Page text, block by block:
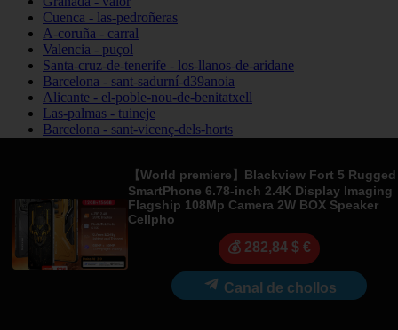
Cuenca - las-pedroñeras
A-coruña - carral
Valencia - puçol
Santa-cruz-de-tenerife - los-llanos-de-aridane
Barcelona - sant-sadurní-d39anoia
Alicante - el-poble-nou-de-benitatxell
Las-palmas - tuineje
Barcelona - sant-vicenç-dels-horts
Navarra - lumbier
La-rioja - fuenmayor
Jaén - villanueva-del-arzobispo
Lugo - sarria
Madrid - arganda-del-rey
Alicante - els-poblets
Asturias - laviana
Barcelona - vallgorguina
Cantabria - santillana-del-mar
【World premiere】Blackview Fort 5 Rugged
SmartPhone 6.78-inch 2.4K Display Imaging
Flagship 108Mp Camera 2W BOX Speaker
Cellpho
💰 282,84 $ €
Canal de chollos